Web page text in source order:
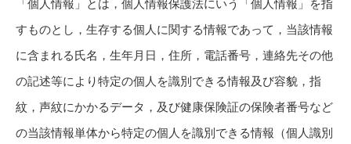
「個人情報」とは，個人情報保護法にいう「個人情報」を指
すものとし，生存する個人に関する情報であって，当該情報
に含まれる氏名，生年月日，住所，電話番号，連絡先その他
の記述等により特定の個人を識別できる情報及び容貌，指
紋，声紋にかかるデータ，及び健康保険証の保険者番号など
の当該情報単体から特定の個人を識別できる情報（個人識別